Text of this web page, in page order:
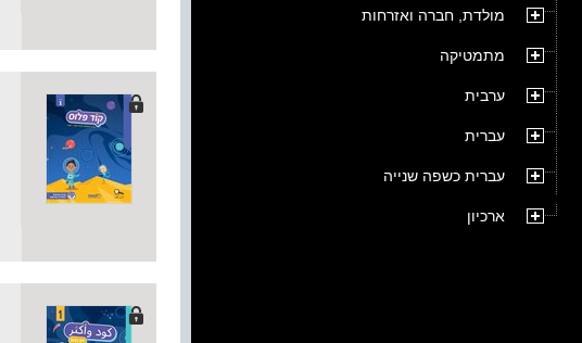
מולדת, חברה ואזרחות
מתמטיקה
ערבית
עברית
עברית כשפה שנייה
ארכיון